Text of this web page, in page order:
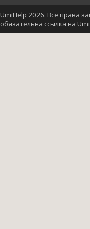
UmiHelp 2026. Все права
обязательна ссылка на